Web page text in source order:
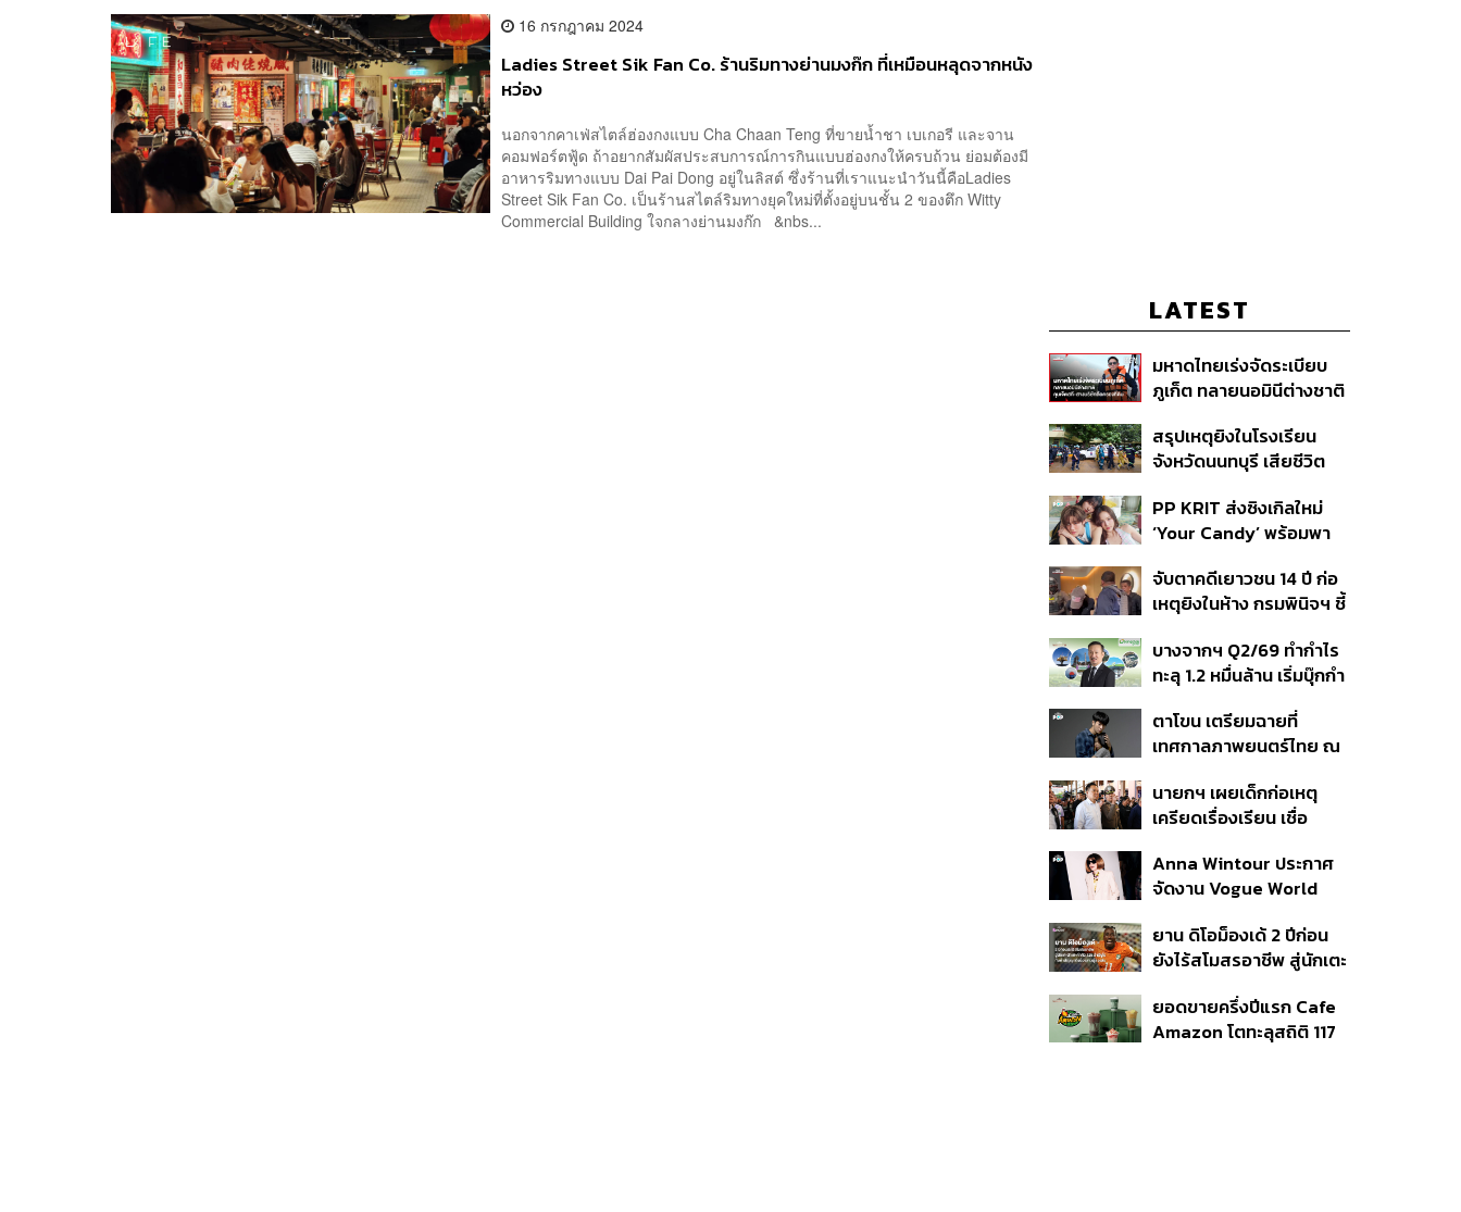
16 กรกฎาคม 2024
Ladies Street Sik Fan Co. ร้านริมทางย่านมงก๊ก ที่เหมือนหลุดจากหนัง
หว่อง
นอกจากคาเฟ่สไตล์ฮ่องกงแบบ Cha Chaan Teng ที่ขายน้ำชา เบเกอรี และจาน
คอมฟอร์ตฟู้ด ถ้าอยากสัมผัสประสบการณ์การกินแบบฮ่องกงให้ครบถ้วน ย่อมต้องมี
อาหารริมทางแบบ Dai Pai Dong อยู่ในลิสต์ ซึ่งร้านที่เราแนะนำวันนี้คือLadies
Street Sik Fan Co. เป็นร้านสไตล์ริมทางยุคใหม่ที่ตั้งอยู่บนชั้น 2 ของตึก Witty
Commercial Building ใจกลางย่านมงก๊ก &nbs...
LATEST
มหาดไทยเร่งจัดระเบียบ
ภูเก็ต ทลายนอมินีต่างชาติ
ที่ดิน เคลียร์ใบอนุญาต
โรงแรมค้าง 7 ปี
สรุปเหตุยิงในโรงเรียน
จังหวัดนนทบุรี เสียชีวิต
ปมค้นประวัติคดีกราดยิงที่
สหรัฐฯ
PP KRIT ส่งซิงเกิลใหม่
‘Your Candy’ พร้อมพา
สิกวิดีโอ
จับตาคดีเยาวชน 14 ปี ก่อ
เหตุยิงในห้าง กรมพินิจฯ ชี้
เนื่อง ประเมินปล่อยตัว
บางจากฯ Q2/69 ทำกำไร
ทะลุ 1.2 หมื่นล้าน เริ่มบุ๊กกำ
แรก หนุนรายได้ครึ่งปีทะลุ
3.2 แสนล้าน
ตาโขน เตรียมฉายที่
เทศกาลภาพยนตร์ไทย ณ
นายกฯ เผยเด็กก่อเหตุ
เครียดเรื่องเรียน เชื่อ
กระสุนอีกกว่า 30 นัด หาก
ไม่จบชีวิตตัวเองอาจสูญ
Anna Wintour ประกาศ
จัดงาน Vogue World
ยาน ดิโอม็องเด้ 2 ปีก่อน
ยังไร้สโมสรอาชีพ สู่นักเตะ
สัญญาถึงน้องสาวผู้ล่วง
ลับ
ยอดขายครึ่งปีแรก Cafe
Amazon โตทะลุสถิติ 117